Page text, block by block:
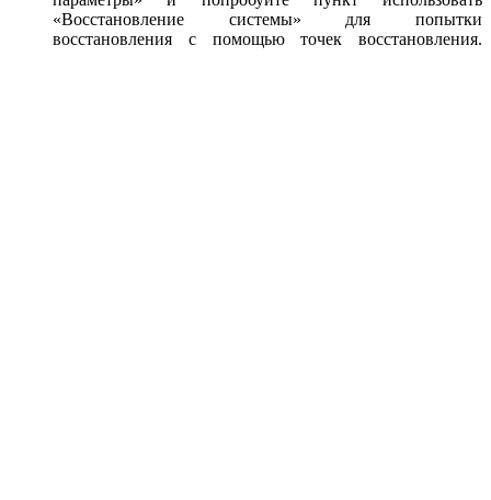
«Восстановление системы» для попытки
восстановления с помощью точек восстановления.